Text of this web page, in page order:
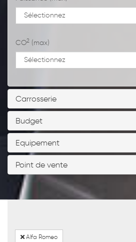
CO2 (max)
Carrosserie
Budget
Equipement
Point de vente
Alfa Romeo